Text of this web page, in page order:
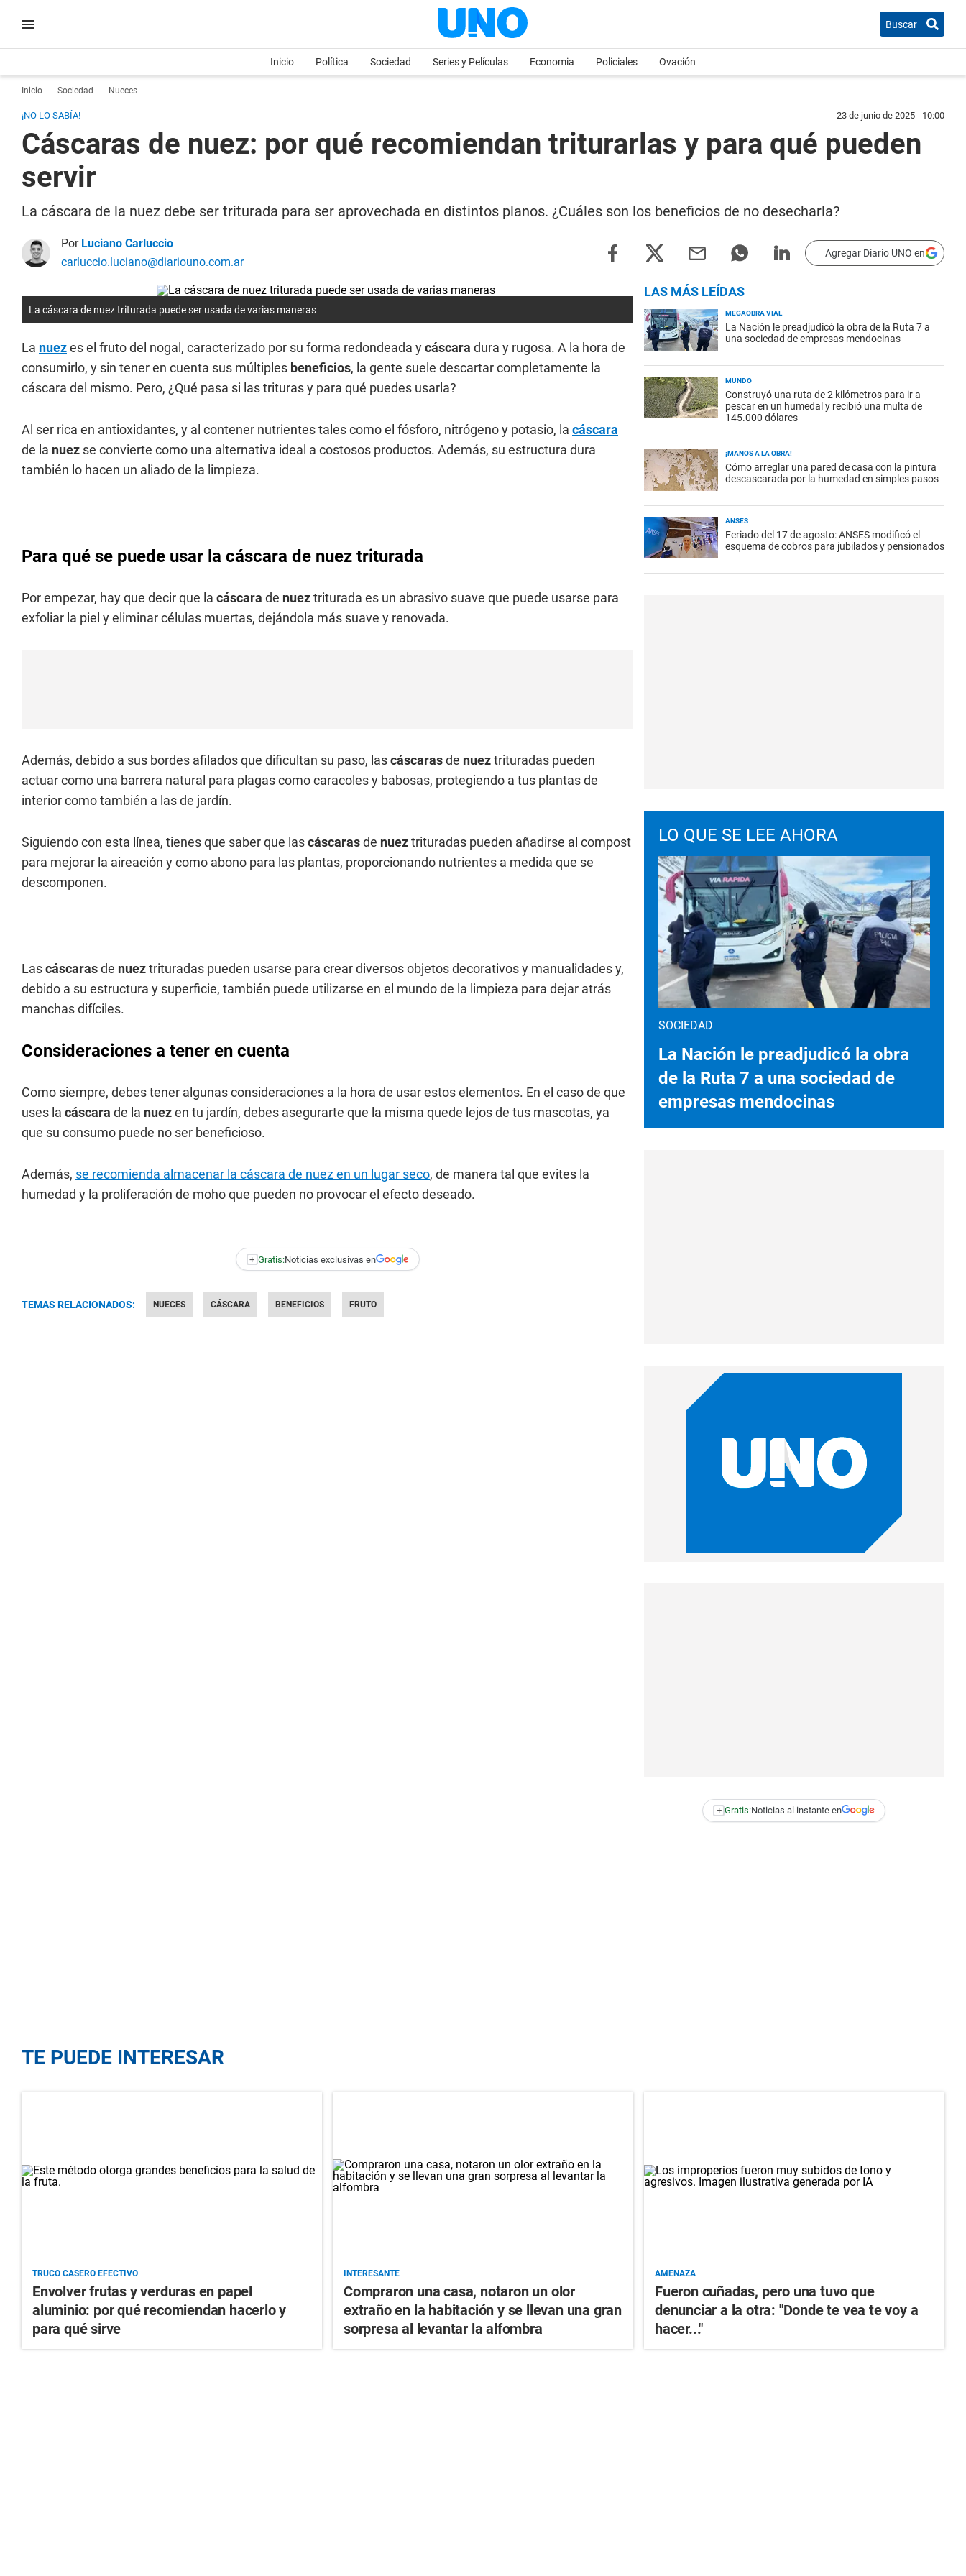
Buscar
Inicio Política Sociedad Series y Películas Economia Policiales Ovación
Inicio Sociedad Nueces
¡NO LO SABÍA! 23 de junio de 2025 - 10:00
Cáscaras de nuez: por qué recomiendan triturarlas y para qué pueden
servir
La cáscara de la nuez debe ser triturada para ser aprovechada en distintos planos. ¿Cuáles son los beneficios de no desecharla?
Por Luciano Carluccio
carluccio.luciano@diariouno.com.ar
Agregar Diario UNO en
La cáscara de nuez triturada puede ser usada de varias maneras
La nuezes el fruto del nogal, caracterizado por su forma redondeada ycáscara dura y rugosa. A la hora de
consumirlo, y sin tener en cuenta sus múltiples beneficios, la gente suele descartar completamente la
cáscara del mismo. Pero, ¿Qué pasa si las trituras y para qué puedes usarla?
Al ser rica en antioxidantes, y al contener nutrientes tales como el fósforo, nitrógeno y potasio, la cáscara
de la nuez se convierte como una alternativa ideal a costosos productos. Además, su estructura dura
también lo hacen un aliado de la limpieza.
Para qué se puede usar la cáscara de nuez triturada
Por empezar, hay que decir que la cáscara de nueztriturada es un abrasivo suave que puede usarse para
exfoliar la piel y eliminar células muertas, dejándola más suave y renovada.
Además, debido a sus bordes afilados que dificultan su paso, lascáscarasde nueztrituradas pueden
actuar como una barrera natural para plagas como caracoles y babosas, protegiendo a tus plantas de
interior como también a las de jardín.
Siguiendo con esta línea, tienes que saber que lascáscarasde nueztrituradas pueden añadirse al compost
para mejorar la aireación y como abono para las plantas, proporcionando nutrientes a medida que se
descomponen.
Lascáscarasde nueztrituradas pueden usarse para crear diversos objetos decorativos y manualidades y,
debido a su estructura y superficie, también puede utilizarse en el mundo de la limpieza para dejar atrás
manchas difíciles.
Consideraciones a tener en cuenta
Como siempre, debes tener algunas consideraciones a la hora de usar estos elementos. En el caso de que
uses la cáscara de la nuezen tu jardín, debes asegurarte que la misma quede lejos de tus mascotas, ya
que su consumo puede no ser beneficioso.
Además, se recomienda almacenar la cáscara de nuez en un lugar seco, de manera tal que evites la
humedad y la proliferación de moho que pueden no provocar el efecto deseado.
+ Gratis:Noticias exclusivas en
TEMAS RELACIONADOS: NUECES CÁSCARA BENEFICIOS FRUTO
LAS MÁS LEÍDAS
MEGAOBRA VIAL
La Nación le preadjudicó la obra de la Ruta 7 a
una sociedad de empresas mendocinas
MUNDO
Construyó una ruta de 2 kilómetros para ir a
pescar en un humedal y recibió una multa de
145.000 dólares
¡MANOS A LA OBRA!
Cómo arreglar una pared de casa con la pintura
descascarada por la humedad en simples pasos
ANSES
Feriado del 17 de agosto: ANSES modificó el
esquema de cobros para jubilados y pensionados
LO QUE SE LEE AHORA
SOCIEDAD
La Nación le preadjudicó la obra
de la Ruta 7 a una sociedad de
empresas mendocinas
+ Gratis:Noticias al instante en
TE PUEDE INTERESAR
TRUCO CASERO EFECTIVO
Envolver frutas y verduras en papel
aluminio: por qué recomiendan hacerlo y
para qué sirve
INTERESANTE
Compraron una casa, notaron un olor
extraño en la habitación y se llevan una gran
sorpresa al levantar la alfombra
AMENAZA
Fueron cuñadas, pero una tuvo que
denunciar a la otra: "Donde te vea te voy a
hacer..."